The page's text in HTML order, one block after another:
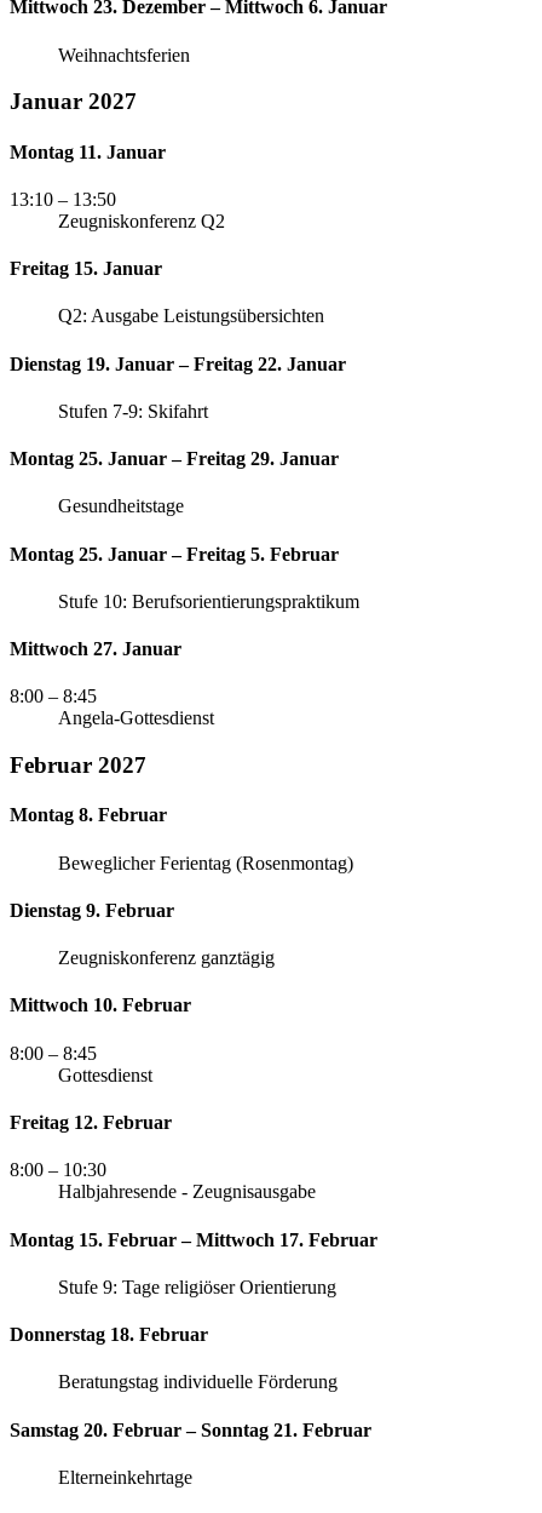
Mittwoch 23. Dezember – Mittwoch 6. Januar
Weihnachtsferien
Januar 2027
Montag 11. Januar
13:10 – 13:50
Zeugniskonferenz Q2
Freitag 15. Januar
Q2: Ausgabe Leistungsübersichten
Dienstag 19. Januar – Freitag 22. Januar
Stufen 7-9: Skifahrt
Montag 25. Januar – Freitag 29. Januar
Gesundheitstage
Montag 25. Januar – Freitag 5. Februar
Stufe 10: Berufsorientierungspraktikum
Mittwoch 27. Januar
8:00 – 8:45
Angela-Gottesdienst
Februar 2027
Montag 8. Februar
Beweglicher Ferientag (Rosenmontag)
Dienstag 9. Februar
Zeugniskonferenz ganztägig
Mittwoch 10. Februar
8:00 – 8:45
Gottesdienst
Freitag 12. Februar
8:00 – 10:30
Halbjahresende - Zeugnisausgabe
Montag 15. Februar – Mittwoch 17. Februar
Stufe 9: Tage religiöser Orientierung
Donnerstag 18. Februar
Beratungstag individuelle Förderung
Samstag 20. Februar – Sonntag 21. Februar
Elterneinkehrtage